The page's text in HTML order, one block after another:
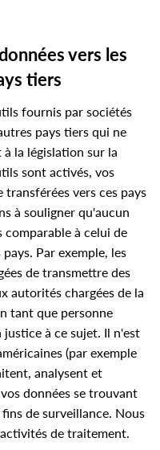
vers les
tiers
fournis par sociétés
pays tiers qui ne
la législation sur la
sont activés, vos
vers ces pays
à souligner qu'aucun
à celui de
Par exemple, les
de transmettre des
autorités chargées de la
tant que personne
justice à ce sujet. Il n'est
(par exemple
analysent et
données se trouvant
de surveillance. Nous
de traitement.